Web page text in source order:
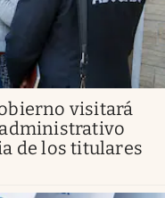
visitará
de los titulares